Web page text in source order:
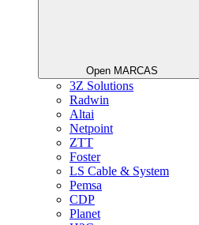
Open MARCAS
3Z Solutions
Radwin
Altai
Netpoint
ZTT
Foster
LS Cable & System
Pemsa
CDP
Planet